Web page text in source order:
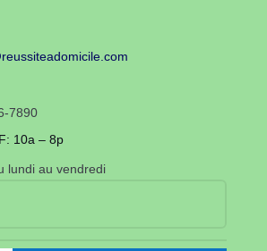
7890
10a – 8p
lundi au vendredi